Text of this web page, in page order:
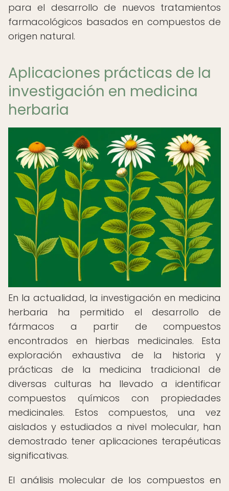
para el desarrollo de nuevos tratamientos
farmacológicos basados en compuestos de
origen natural.
Aplicaciones prácticas de la
investigación en medicina
herbaria
En la actualidad, la investigación en medicina
herbaria ha permitido el desarrollo de
fármacos a partir de compuestos
encontrados en hierbas medicinales. Esta
exploración exhaustiva de la historia y
prácticas de la medicina tradicional de
diversas culturas ha llevado a identificar
compuestos químicos con propiedades
medicinales. Estos compuestos, una vez
aislados y estudiados a nivel molecular, han
demostrado tener aplicaciones terapéuticas
significativas.
El análisis molecular de los compuestos en